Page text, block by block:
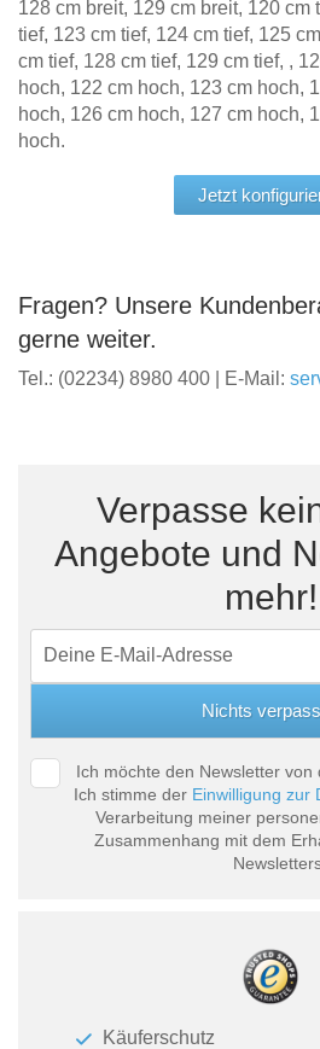
128 cm breit, 129 cm breit, 120 cm
tief, 123 cm tief, 124 cm tief, 125
cm tief, 128 cm tief, 129 cm tief, ,
hoch, 122 cm hoch, 123 cm hoch,
hoch, 126 cm hoch, 127 cm hoch,
hoch.
Jetzt
Fragen? Unsere
gerne weiter.
Tel.: (02234) 8980 400 | E-Mail:
Verpasse
Angebote und
mehr!
Ich möchte den Newsletter von
Ich stimme der Einwilligung zur
Verarbeitung meiner
Zusammenhang mit dem
Käuferschutz